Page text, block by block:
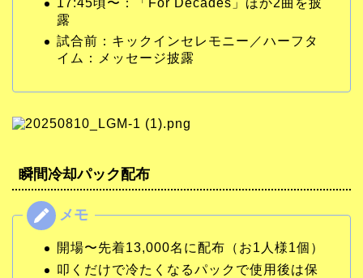
露
試合前：キックインセレモニー／ハーフタ
イム：メッセージ披露
瞬間冷却パック配布
開場〜先着13,000名に配布（お1人様1個）
叩くだけで冷たくなるパックで使用後は保